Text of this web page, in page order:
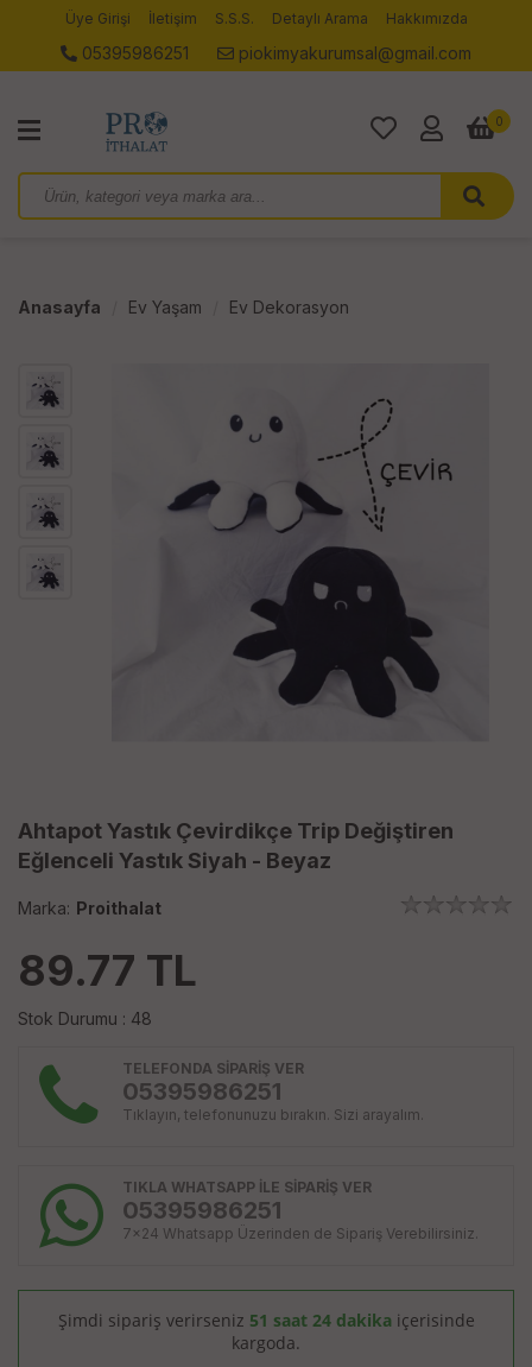
Üye Girişi İletişim S.S.S. Detaylı Arama Hakkımızda
05395986251 piokimyakurumsal@gmail.com
0
Anasayfa Ev Yaşam Ev Dekorasyon
Ahtapot Yastık Çevirdikçe Trip Değiştiren
Eğlenceli Yastık Siyah - Beyaz
Marka: Proithalat
89.77 TL
Stok Durumu : 48
TELEFONDA SİPARİŞ VER
05395986251
Tıklayın, telefonunuzu bırakın. Sizi arayalım.
TIKLA WHATSAPP İLE SİPARİŞ VER
05395986251
7x24 Whatsapp Üzerinden de Sipariş Verebilirsiniz.
Şimdi sipariş verirseniz 51 saat 24 dakika içerisinde
kargoda.